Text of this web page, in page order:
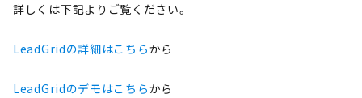
詳しくは下記よりご覧ください。
LeadGridの詳細はこちらから
LeadGridのデモはこちらから